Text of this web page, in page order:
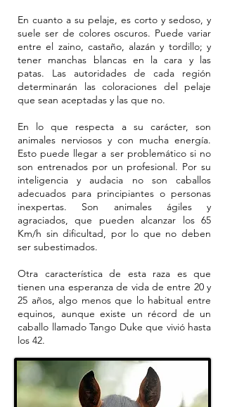
En cuanto a su pelaje, es corto y sedoso, y
suele ser de colores oscuros. Puede variar
entre el zaino, castaño, alazán y tordillo; y
tener manchas blancas en la cara y las
patas. Las autoridades de cada región
determinarán las coloraciones del pelaje
que sean aceptadas y las que no.
En lo que respecta a su carácter, son
animales nerviosos y con mucha energía.
Esto puede llegar a ser problemático si no
son entrenados por un profesional. Por su
inteligencia y audacia no son caballos
adecuados para principiantes o personas
inexpertas. Son animales ágiles y
agraciados, que pueden alcanzar los 65
Km/h sin dificultad, por lo que no deben
ser subestimados.
Otra característica de esta raza es que
tienen una esperanza de vida de entre 20 y
25 años, algo menos que lo habitual entre
equinos, aunque existe un récord de un
caballo llamado Tango Duke que vivió hasta
los 42.